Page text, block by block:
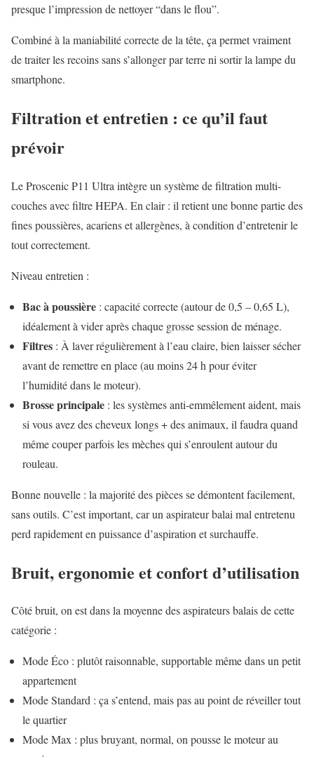
presque l’impression de nettoyer “dans le flou”.
Combiné à la maniabilité correcte de la tête, ça permet vraiment
de traiter les recoins sans s’allonger par terre ni sortir la lampe du
smartphone.
Filtration et entretien : ce qu’il faut
prévoir
Le Proscenic P11 Ultra intègre un système de filtration multi-
couches avec filtre HEPA. En clair : il retient une bonne partie des
fines poussières, acariens et allergènes, à condition d’entretenir le
tout correctement.
Niveau entretien :
Bac à poussière : capacité correcte (autour de 0,5 – 0,65 L),
idéalement à vider après chaque grosse session de ménage.
Filtres : À laver régulièrement à l’eau claire, bien laisser sécher
avant de remettre en place (au moins 24 h pour éviter
l’humidité dans le moteur).
Brosse principale : les systèmes anti-emmêlement aident, mais
si vous avez des cheveux longs + des animaux, il faudra quand
même couper parfois les mèches qui s’enroulent autour du
rouleau.
Bonne nouvelle : la majorité des pièces se démontent facilement,
sans outils. C’est important, car un aspirateur balai mal entretenu
perd rapidement en puissance d’aspiration et surchauffe.
Bruit, ergonomie et confort d’utilisation
Côté bruit, on est dans la moyenne des aspirateurs balais de cette
catégorie :
Mode Éco : plutôt raisonnable, supportable même dans un petit
appartement
Mode Standard : ça s’entend, mais pas au point de réveiller tout
le quartier
Mode Max : plus bruyant, normal, on pousse le moteur au